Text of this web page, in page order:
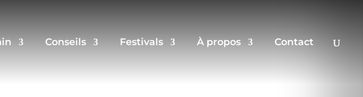
Conseils Festivals À propos Contact